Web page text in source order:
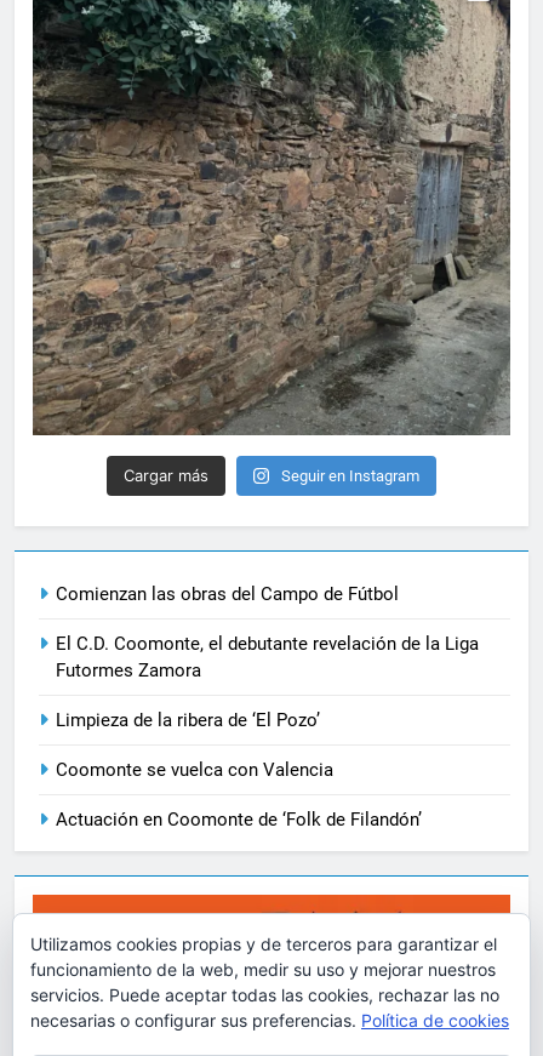
Cargar más Seguir en Instagram
Comienzan las obras del Campo de Fútbol
El C.D. Coomonte, el debutante revelación de la Liga
Futormes Zamora
Limpieza de la ribera de ‘El Pozo’
Coomonte se vuelca con Valencia
Actuación en Coomonte de ‘Folk de Filandón’
Utilizamos cookies propias y de terceros para garantizar el
funcionamiento de la web, medir su uso y mejorar nuestros
servicios. Puede aceptar todas las cookies, rechazar las no
necesarias o configurar sus preferencias. Política de cookies